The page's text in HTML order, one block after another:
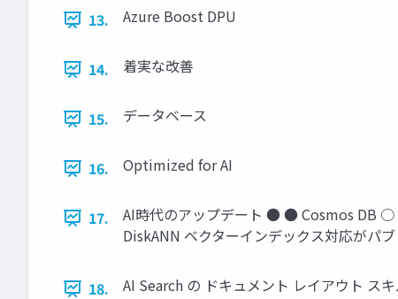
13. Azure Boost DPU
14. 着実な改善
15. データベース
16. Optimized for AI
17.
AI時代のアップデート ● ● Cosmos DB ○
DiskANN ベクターインデックス対応がパ
18.
AI Search の ドキュメント レイアウト ス